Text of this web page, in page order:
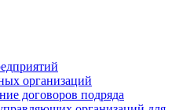
организаций
договоров подряда